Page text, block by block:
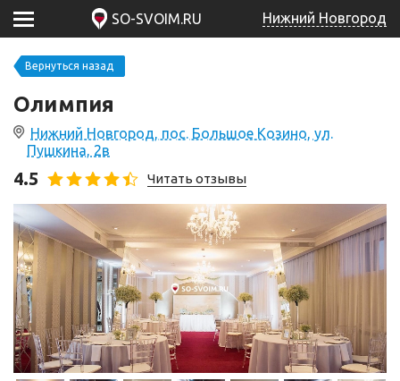
SO-SVOIM.RU Нижний Новгород
Вернуться назад
Олимпия
Нижний Новгород, пос. Большое Козино, ул.
Пушкина, 2в
4.5 Читать отзывы